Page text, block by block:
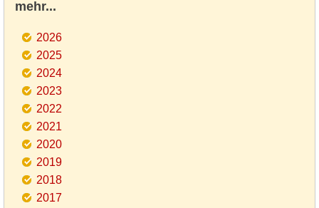
mehr...
2026
2025
2024
2023
2022
2021
2020
2019
2018
2017